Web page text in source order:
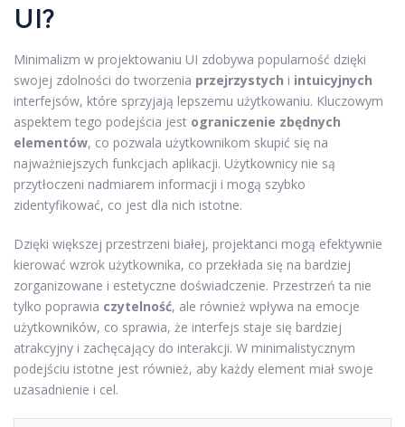
UI?
Minimalizm w projektowaniu UI zdobywa popularność dzięki
swojej zdolności do tworzenia przejrzystych i intuicyjnych
interfejsów, które sprzyjają lepszemu użytkowaniu. Kluczowym
aspektem tego podejścia jest ograniczenie zbędnych
elementów, co pozwala użytkownikom skupić się na
najważniejszych funkcjach aplikacji. Użytkownicy nie są
przytłoczeni nadmiarem informacji i mogą szybko
zidentyfikować, co jest dla nich istotne.
Dzięki większej przestrzeni białej, projektanci mogą efektywnie
kierować wzrok użytkownika, co przekłada się na bardziej
zorganizowane i estetyczne doświadczenie. Przestrzeń ta nie
tylko poprawia czytelność, ale również wpływa na emocje
użytkowników, co sprawia, że interfejs staje się bardziej
atrakcyjny i zachęcający do interakcji. W minimalistycznym
podejściu istotne jest również, aby każdy element miał swoje
uzasadnienie i cel.